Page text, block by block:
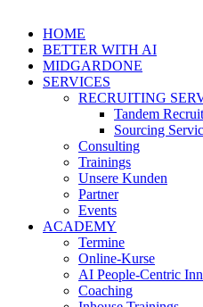
HOME
BETTER WITH AI
MIDGARDONE
SERVICES
RECRUITING
Tandem
Sourcing
Consulting
Trainings
Unsere Kunden
Partner
Events
ACADEMY
Termine
Online-Kurse
AI People-Centric
Coaching